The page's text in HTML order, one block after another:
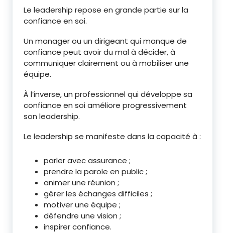
Le leadership repose en grande partie sur la
confiance en soi.
Un manager ou un dirigeant qui manque de
confiance peut avoir du mal à décider, à
communiquer clairement ou à mobiliser une
équipe.
À l’inverse, un professionnel qui développe sa
confiance en soi améliore progressivement
son leadership.
Le leadership se manifeste dans la capacité à :
parler avec assurance ;
prendre la parole en public ;
animer une réunion ;
gérer les échanges difficiles ;
motiver une équipe ;
défendre une vision ;
inspirer confiance.